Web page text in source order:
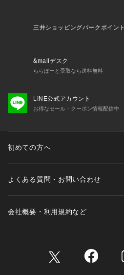
三井ショッピングパークポイント
&mallデスク
ららぽーと受取なら送料無料
LINE公式アカウント
お得なセール・クーポン情報配信中
初めての方へ
よくある質問・お問い合わせ
会社概要・利用規約など